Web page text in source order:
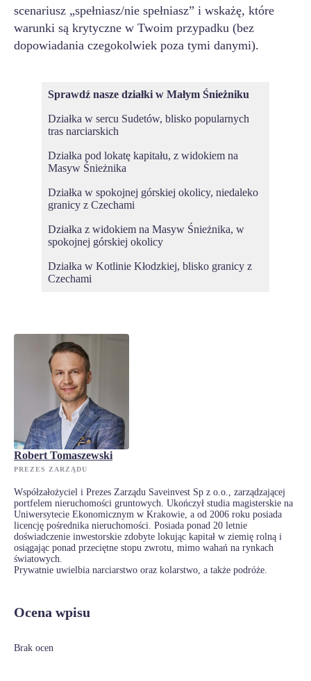
scenariusz „spełniasz/nie spełniasz” i wskażę, które
warunki są krytyczne w Twoim przypadku (bez
dopowiadania czegokolwiek poza tymi danymi).
Sprawdź nasze działki w Małym Śnieżniku
Działka w sercu Sudetów, blisko popularnych
tras narciarskich
Działka pod lokatę kapitału, z widokiem na
Masyw Śnieżnika
Działka w spokojnej górskiej okolicy, niedaleko
granicy z Czechami
Działka z widokiem na Masyw Śnieżnika, w
spokojnej górskiej okolicy
Działka w Kotlinie Kłodzkiej, blisko granicy z
Czechami
Robert Tomaszewski
PREZES ZARZĄDU
Współzałożyciel i Prezes Zarządu Saveinvest Sp z o.o., zarządzającej
portfelem nieruchomości gruntowych. Ukończył studia magisterskie na
Uniwersytecie Ekonomicznym w Krakowie, a od 2006 roku posiada
licencję pośrednika nieruchomości. Posiada ponad 20 letnie
doświadczenie inwestorskie zdobyte lokując kapitał w ziemię rolną i
osiągając ponad przeciętne stopu zwrotu, mimo wahań na rynkach
światowych.
Prywatnie uwielbia narciarstwo oraz kolarstwo, a także podróże.
Ocena wpisu
Brak ocen